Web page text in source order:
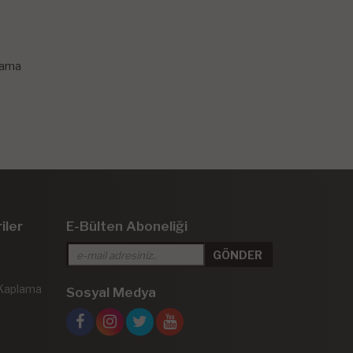
E-Bülten Aboneliği
Sosyal Medya